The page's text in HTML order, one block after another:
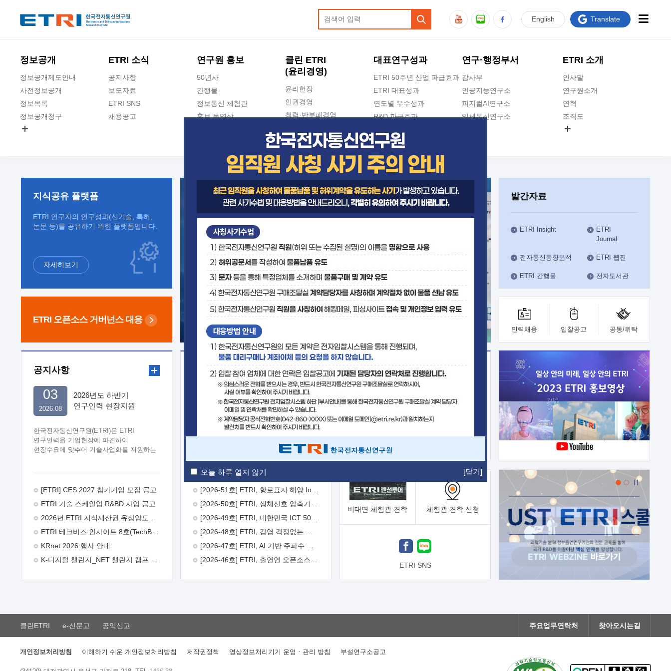
오늘 하루 열지 않기 [닫기]
정보공개
정보공개제도안내
사전정보공개
정보목록
정보공개청구
ETRI 소식
공지사항
보도자료
ETRI SNS
채용공고
연구원 홍보
50년사
간행물
정보통신 체험관
홍보 동영상
클린 ETRI
(윤리경영)
윤리헌장
인권경영
청렴·반부패경영
청렴포털 신고
수의계약 현황
부패징계 현황
감사결과공개
대표연구성과
ETRI 50주년 산업 파급효과
ETRI 대표성과
연도별 우수성과
R&D 파급효과
지식공유플랫폼
연구·행정부서
감사부
인공지능연구소
피지컬AI연구소
입체통신연구소
인공지능안전연구소
우주항공반도체전략연구단
대경권연구본부
호남권연구본부
기획본부
사업화본부
행정본부
대외협력부
ETRI 소개
인사말
연구원소개
연혁
조직도
ETRI CI
English Translate
지식공유 플랫폼
ETRI 연구자의 연구성과(신기술, 특허,
논문 등)를 공유하기 위한 플랫폼입니다.
자세히보기
ETRI 오픈소스 거버넌스 대응
발간자료
ETRI Insight
ETRI
Journal
전자통신동향분석 ETRI 웹진
ETRI 간행물 전자도서관
인력채용 입찰공고 공동/위탁
공지사항
2026년도 하반기
연구인력 현장지원
한국전자통신연구원(ETRI)은 ETRI
연구인력을 기업현장에 파견하여
현장수요에 맞추어 기술사업화를 지원하는
주시기 바랍니다. 2026년 8월
추진목적: ETRI 인력을 기업현장에 파견.
기술지원을 실시함으로써 ETRI 개발기술의
극대화하고, 지원기업을 강견기업으로
육성하고자 함.  신청자격: ETRI
ETRI 창업/연구소기업, 기술이전/출자기업
(2 ~ 3년차) 연봉의 40%  추진일정(1)
희망기업 신청/접수(2)희망인력-희망기업
매칭(3)현장조사/ 선정(심의)(4)협약체결
26일 9월초순 9월 중순 10월 이후*
2026.08
03
[ETRI] CES 2027 참가기업 모집 공고
ETRI 기술 스케일업 R&BD 사업 공고
ETRI 테크비즈 인사이트 8호(TechBiz Insight Vol.8) 발간
KRnet 2026 행사 안내
보도자료
[2026-52호] ETRI, ITU-T 자율주행차 국제표준화 주도한다
기술사업화플랫폼/기술이전
기술예고 중소기업 지원
보유특허 이전가능 기술
융합기술연구생산센터 반도체실험실
비대면 체험관 견학 체험관 견학 신청
ETRI SNS
클린ETRI e-신문고 공익신고 주요업무연락처 찾아오시는길
개인정보처리방침 이해하기 쉬운 개인정보처리방침 저작권정책 영상정보처리기기 운영ㆍ관리 방침 부설연구소공고